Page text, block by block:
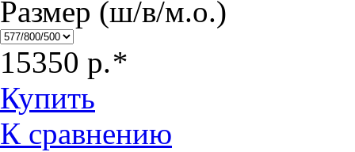
Размер (ш/в/м.о.)
15350 р.*
Купить
К сравнению